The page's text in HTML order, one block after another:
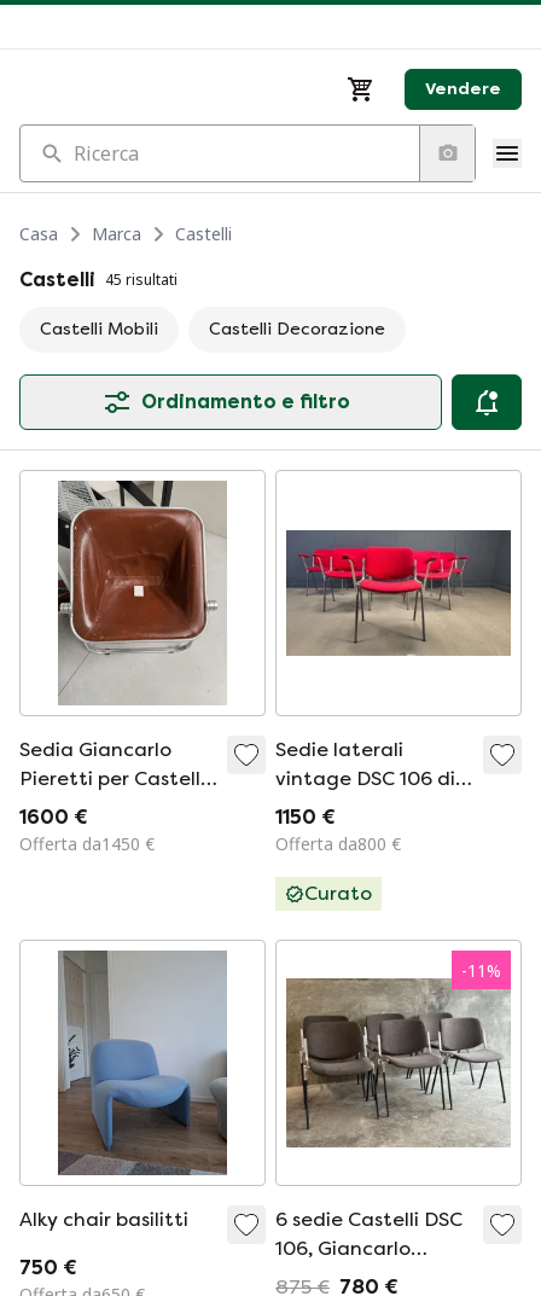
Vendere
Ricerca
Casa Marca
Castelli
Castelli 45 risultati
Castelli Mobili Castelli Decorazione
Ordinamento e filtro
Sedia Giancarlo
Pieretti per Castelli,
marrone vintage
1600 €
Offerta da1450 €
Sedie laterali
vintage DSC 106 di
Giancarlo Piretti per
Castelli, anni '70 -
1150 €
Offerta da800 €
Curato
Alky chair basilitti
750 €
-11%
6 sedie Castelli DSC
106, Giancarlo
Piretti - Grigio
875 € 780 €